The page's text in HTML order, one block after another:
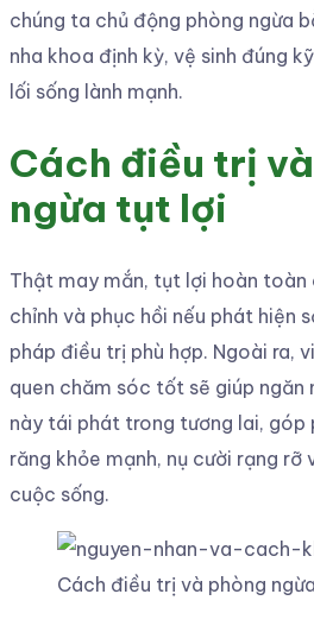
chúng ta chủ động phòng ngừa
nha khoa định kỳ, vệ sinh đúng
lối sống lành mạnh.
Cách điều trị
ngừa tụt lợi
Thật may mắn, tụt lợi hoàn
chỉnh và phục hồi nếu phát hiện
pháp điều trị phù hợp. Ngoài ra,
quen chăm sóc tốt sẽ giúp ngăn
này tái phát trong tương lai, góp
răng khỏe mạnh, nụ cười rạng rỡ
cuộc sống.
Cách điều trị và phòng